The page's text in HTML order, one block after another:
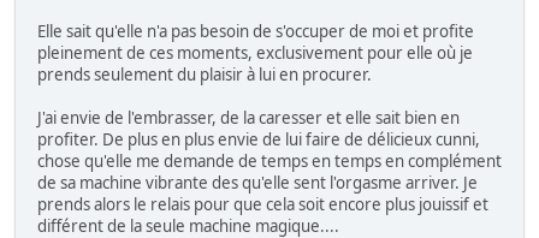
Elle sait qu'elle n'a pas besoin de s'occuper de moi et profite
pleinement de ces moments, exclusivement pour elle où je
prends seulement du plaisir à lui en procurer.
J'ai envie de l'embrasser, de la caresser et elle sait bien en
profiter. De plus en plus envie de lui faire de délicieux cunni,
chose qu'elle me demande de temps en temps en complément
de sa machine vibrante des qu'elle sent l'orgasme arriver. Je
prends alors le relais pour que cela soit encore plus jouissif et
différent de la seule machine magique....